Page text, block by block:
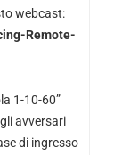
webcast:
Remote-
1-10-60”
avversari
di ingresso